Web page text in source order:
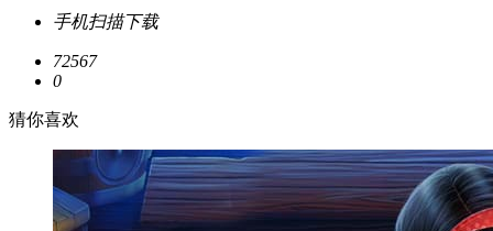
手机扫描下载
72567
0
猜你喜欢